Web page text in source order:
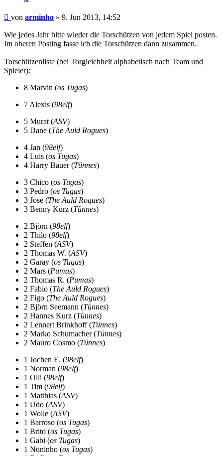
Beitrag
von arminho » 9. Jun 2013, 14:52
Wie jedes Jahr bitte wieder die Torschützen von jedem Spiel posten.
Im oberen Posting fasse ich die Torschützen dann zusammen.
Torschützenliste (bei Torgleichheit alphabetisch nach Team und
Spieler):
8 Marvin (os Tugas)
7 Alexis (98elf)
5 Murat (ASV)
5 Dane (The Auld Rogues)
4 Jan (98elf)
4 Luis (os Tugas)
4 Harry Bauer (Tünnes)
3 Chico (os Tugas)
3 Pedro (os Tugas)
3 Jose (The Auld Rogues)
3 Benny Kurz (Tünnes)
2 Björn (98elf)
2 Thilo (98elf)
2 Steffen (ASV)
2 Thomas W. (ASV)
2 Garay (os Tugas)
2 Mars (Pumas)
2 Thomas R. (Pumas)
2 Fabio (The Auld Rogues)
2 Figo (The Auld Rogues)
2 Björn Seemann (Tünnes)
2 Hannes Kurz (Tünnes)
2 Lennert Brinkhoff (Tünnes)
2 Marko Schumacher (Tünnes)
2 Mauro Cosmo (Tünnes)
1 Jochen E. (98elf)
1 Norman (98elf)
1 Olli (98elf)
1 Tim (98elf)
1 Matthias (ASV)
1 Udo (ASV)
1 Wolle (ASV)
1 Barroso (os Tugas)
1 Brito (os Tugas)
1 Gabi (os Tugas)
1 Nuninho (os Tugas)